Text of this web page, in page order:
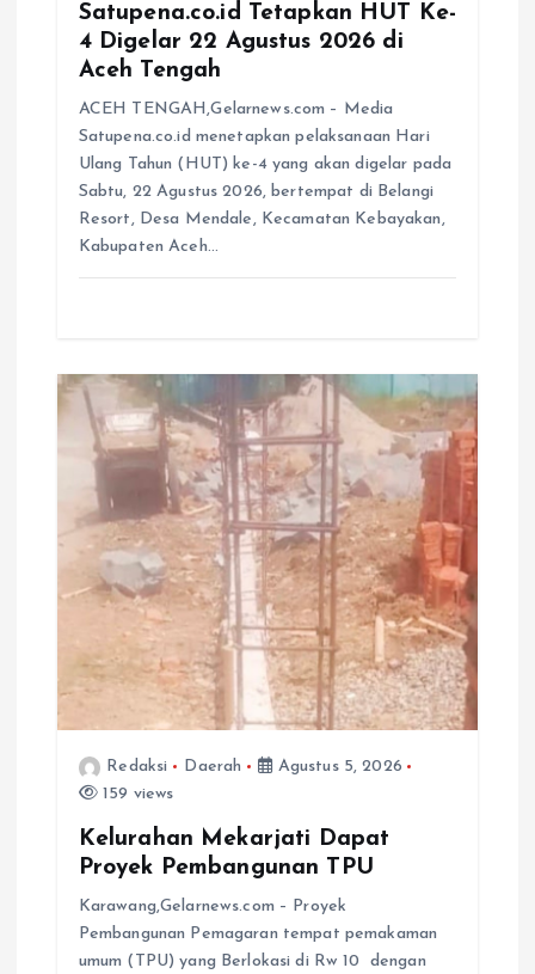
Satupena.co.id Tetapkan HUT Ke-
4 Digelar 22 Agustus 2026 di
Aceh Tengah
ACEH TENGAH,Gelarnews.com – Media
Satupena.co.id menetapkan pelaksanaan Hari
Ulang Tahun (HUT) ke-4 yang akan digelar pada
Sabtu, 22 Agustus 2026, bertempat di Belangi
Resort, Desa Mendale, Kecamatan Kebayakan,
Kabupaten Aceh…
Redaksi Daerah
Agustus 5, 2026
159 views
Kelurahan Mekarjati Dapat
Proyek Pembangunan TPU
Karawang,Gelarnews.com – Proyek
Pembangunan Pemagaran tempat pemakaman
umum (TPU) yang Berlokasi di Rw 10 dengan